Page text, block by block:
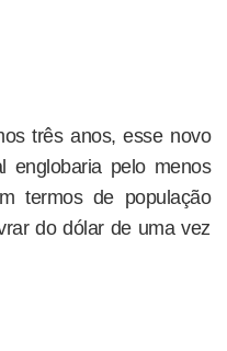
três anos, esse novo
englobaria pelo menos
termos de população
do dólar de uma vez